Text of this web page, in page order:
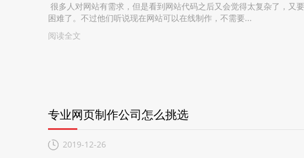
很多人对网站有需求，但是看到网站代码之后又会觉得太复杂了，又
困难了。不过他们听说现在网站可以在线制作，不需要...
阅读全文
专业网页制作公司怎么挑选
2019-12-26